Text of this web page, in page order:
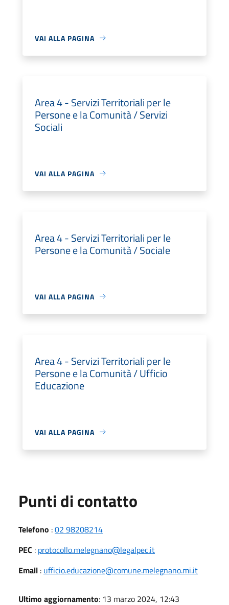
VAI ALLA PAGINA
Area 4 - Servizi Territoriali per le
Persone e la Comunità / Servizi
Sociali
VAI ALLA PAGINA
Area 4 - Servizi Territoriali per le
Persone e la Comunità / Sociale
VAI ALLA PAGINA
Area 4 - Servizi Territoriali per le
Persone e la Comunità / Ufficio
Educazione
VAI ALLA PAGINA
Punti di contatto
Telefono :02 98208214
PEC : protocollo.melegnano@legalpec.it
Email : ufficio.educazione@comune.melegnano.mi.it
Ultimo aggiornamento: 13 marzo 2024, 12:43